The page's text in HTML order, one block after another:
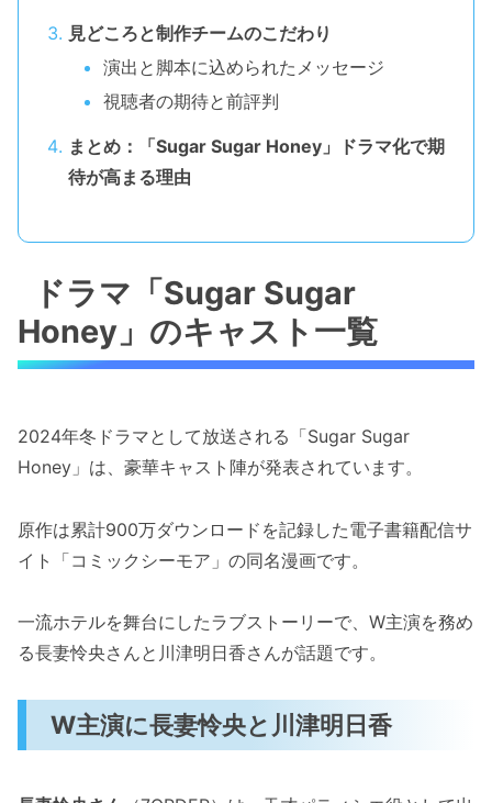
見どころと制作チームのこだわり
演出と脚本に込められたメッセージ
視聴者の期待と前評判
まとめ：「Sugar Sugar Honey」ドラマ化で期
待が高まる理由
ドラマ「Sugar Sugar
Honey」のキャスト一覧
2024年冬ドラマとして放送される「Sugar Sugar
Honey」は、豪華キャスト陣が発表されています。
原作は累計900万ダウンロードを記録した電子書籍配信サ
イト「コミックシーモア」の同名漫画です。
一流ホテルを舞台にしたラブストーリーで、W主演を務め
る長妻怜央さんと川津明日香さんが話題です。
W主演に長妻怜央と川津明日香